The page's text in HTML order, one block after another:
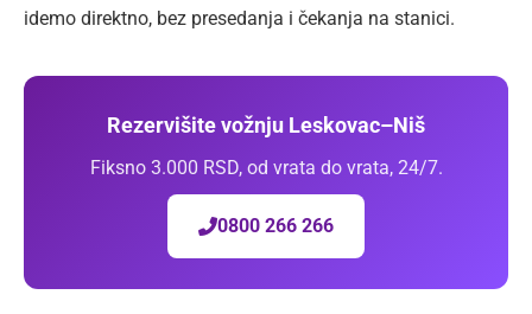
idemo direktno, bez presedanja i čekanja na stanici.
Rezervišite vožnju Leskovac–Niš
Fiksno 3.000 RSD, od vrata do vrata, 24/7.
0800 266 266